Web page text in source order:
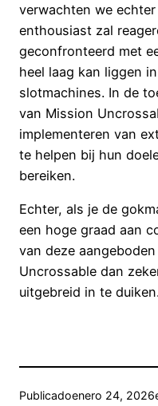
verwachten we
enthousiast zal
geconfronteerd met
heel laag kan liggen
slotmachines. In de
van Mission
implementeren van
te helpen bij hun
bereiken.
Echter, als je de
een hoge graad aan
van deze
Uncrossable dan
uitgebreid in te
Publicadoenero 24, 2026